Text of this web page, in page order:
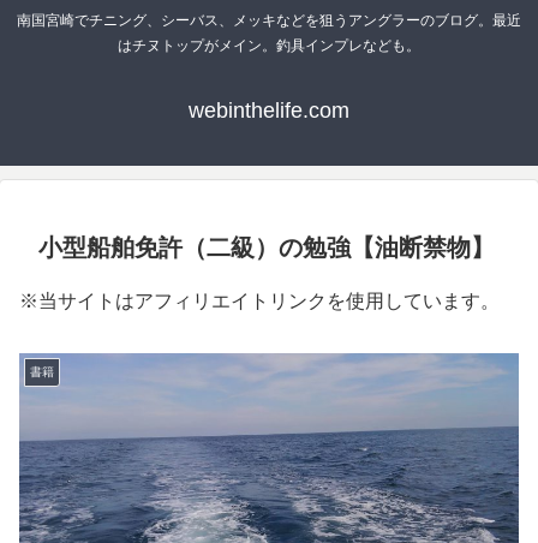
南国宮崎でチニング、シーバス、メッキなどを狙うアングラーのブログ。最近
はチヌトップがメイン。釣具インプレなども。
webinthelife.com
小型船舶免許（二級）の勉強【油断禁物】
※当サイトはアフィリエイトリンクを使用しています。
書籍